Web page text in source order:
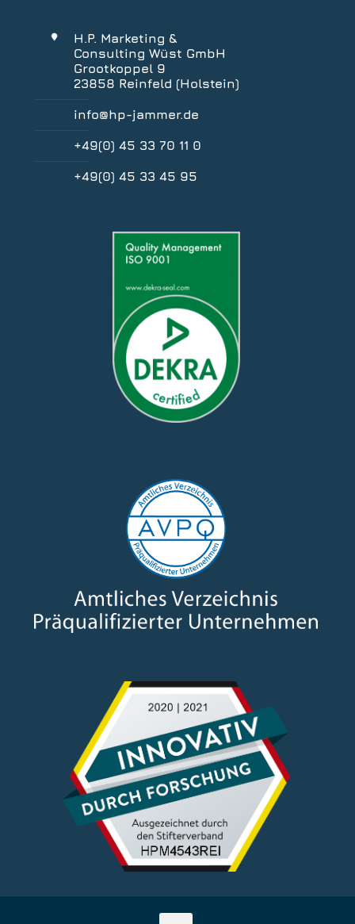
H.P. Marketing &
Consulting Wüst GmbH
Grootkoppel 9
23858 Reinfeld (Holstein)
info@hp-jammer.de
+49(0) 45 33 70 11 0
+49(0) 45 33 45 95